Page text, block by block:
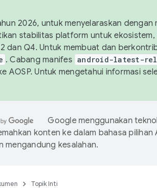
2026, untuk menyelaraskan
stabilitas platform untuk
dan Q4. Untuk membuat dan
. Cabang manifes android-latest-
AOSP. Untuk mengetahui informasi
Google menggunakan
konten ke dalam bahasa pilihan
mengandung kesalahan.
Topik Inti